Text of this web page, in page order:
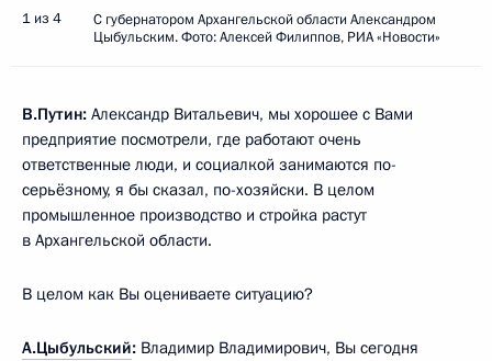
1 из 4
С губернатором Архангельской области Александром
Цыбульским. Фото: Алексей Филиппов, РИА «Новости»
В.Путин: Александр Витальевич, мы хорошее с Вами
предприятие посмотрели, где работают очень
ответственные люди, и социалкой занимаются по-
серьёзному, я бы сказал, по-хозяйски. В целом
промышленное производство и стройка растут
в Архангельской области.
В целом как Вы оцениваете ситуацию?
А.Цыбульский: Владимир Владимирович, Вы сегодня